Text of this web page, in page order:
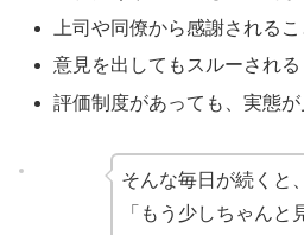
上司や同僚から感謝される
意見を出してもスルーされる
評価制度があっても、実態
そんな毎日が続くと、
「もう少しちゃんと